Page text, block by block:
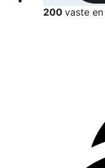
200 vaste